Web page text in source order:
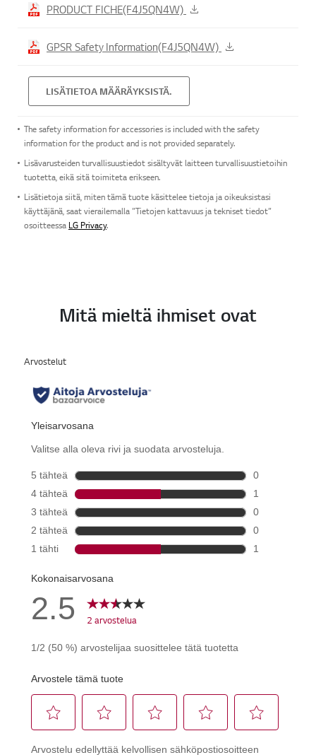
PRODUCT FICHE(F4J5QN4W)
GPSR Safety Information(F4J5QN4W)
LISÄTIETOA MÄÄRÄYKSISTÄ.
The safety information for accessories is included with the safety
information for the product and is not provided separately.
Lisävarusteiden turvallisuustiedot sisältyvät laitteen turvallisuustietoihin
tuotetta, eikä sitä toimiteta erikseen.
Lisätietoja siitä, miten tämä tuote käsittelee tietoja ja oikeuksistasi
käyttäjänä, saat vierailemalla ”Tietojen kattavuus ja tekniset tiedot”
osoitteessa LG Privacy.
Mitä mieltä ihmiset ovat